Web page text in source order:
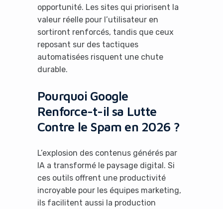
opportunité. Les sites qui priorisent la
valeur réelle pour l’utilisateur en
sortiront renforcés, tandis que ceux
reposant sur des tactiques
automatisées risquent une chute
durable.
Pourquoi Google
Renforce-t-il sa Lutte
Contre le Spam en 2026 ?
L’explosion des contenus générés par
IA a transformé le paysage digital. Si
ces outils offrent une productivité
incroyable pour les équipes marketing,
ils facilitent aussi la production